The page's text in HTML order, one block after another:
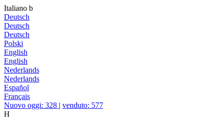
Italiano b
Deutsch
Deutsch
Deutsch
Polski
English
English
Nederlands
Nederlands
Español
Français
Nuovo oggi: 328 | venduto: 577
H